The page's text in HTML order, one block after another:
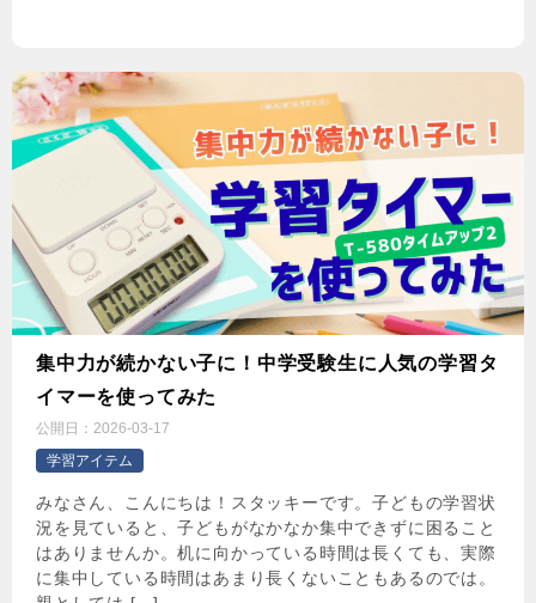
集中力が続かない子に！中学受験生に人気の学習タ
イマーを使ってみた
公開日： 2026-03-17
学習アイテム
みなさん、こんにちは！スタッキーです。子どもの学習状
況を見ていると、子どもがなかなか集中できずに困ること
はありませんか。机に向かっている時間は長くても、実際
に集中している時間はあまり長くないこともあるのでは。